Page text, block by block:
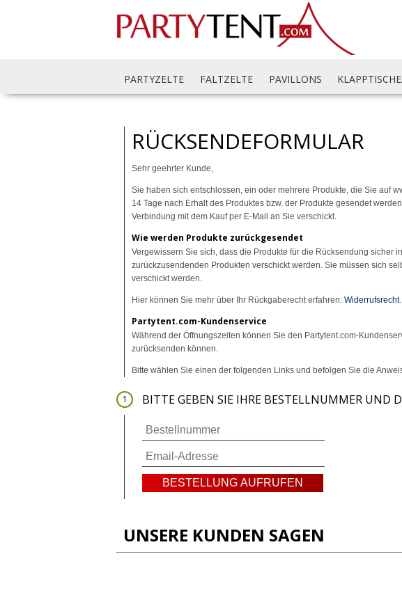
PARTYZELTE FALTZELTE PAVILLONS
RÜCKSENDEFORMULAR
Sehr geehrter Kunde,
Sie haben sich entschlossen, ein oder mehrere Produkte, die Sie auf
14 Tage nach Erhalt des Produktes bzw. der Produkte gesendet
Verbindung mit dem Kauf per E-Mail an Sie verschickt.
Wie werden Produkte zurückgesendet
Vergewissern Sie sich, dass die Produkte für die Rücksendung sicher
zurückzusendenden Produkten verschickt werden. Sie müssen sich
verschickt werden.
Hier können Sie mehr über Ihr Rückgaberecht erfahren: Widerrufsrecht.
Partytent.com-Kundenservice
Während der Öffnungszeiten können Sie den Partytent.com-
zurücksenden können.
Bitte wählen Sie einen der folgenden Links und befolgen Sie die
BITTE GEBEN SIE IHRE BESTELLNUMMER UND
UNSERE KUNDEN SAGEN